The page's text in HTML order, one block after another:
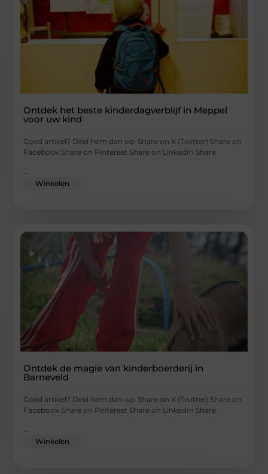
Ontdek het beste kinderdagverblijf in Meppel
voor uw kind
Goed artikel? Deel hem dan op: Share on X (Twitter) Share on
Facebook Share on Pinterest Share on LinkedIn Share
...
Winkelen
Ontdek de magie van kinderboerderij in
Barneveld
Goed artikel? Deel hem dan op: Share on X (Twitter) Share on
Facebook Share on Pinterest Share on LinkedIn Share
...
Winkelen